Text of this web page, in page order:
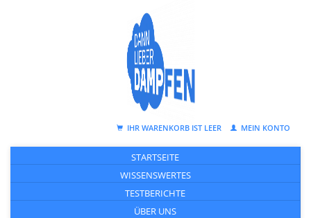
IHR WARENKORB IST LEER MEIN KONTO
STARTSEITE
WISSENSWERTES
TESTBERICHTE
ÜBER UNS